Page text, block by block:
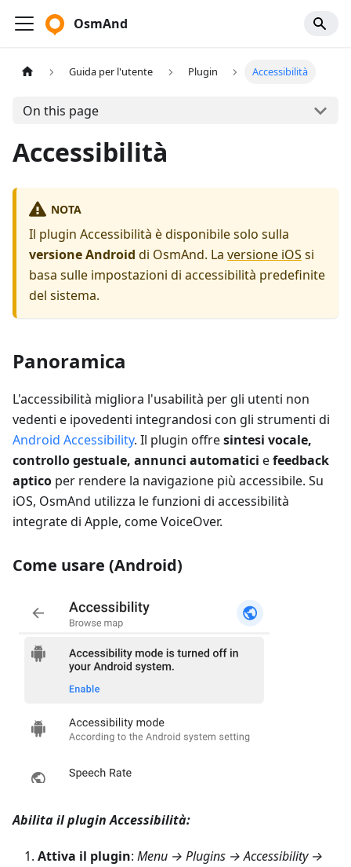
OsmAnd
Guida per l'utente Plugin Accessibilità
On this page
Accessibilità
NOTA
Il plugin Accessibilità è disponibile solo sulla
versione Android di OsmAnd. La versione iOS si
basa sulle impostazioni di accessibilità predefinite
del sistema.
Panoramica
L'accessibilità migliora l'usabilità per gli utenti non
vedenti e ipovedenti integrandosi con gli strumenti di
Android Accessibility. Il plugin offresintesi vocale,
controllo gestuale, annunci automatici efeedback
aptico per rendere la navigazione più accessibile. Su
iOS, OsmAnd utilizza le funzioni di accessibilità
integrate di Apple, come VoiceOver.
Come usare (Android)
Abilita il plugin Accessibilità:
Attiva il plugin: Menu → Plugins → Accessibility →